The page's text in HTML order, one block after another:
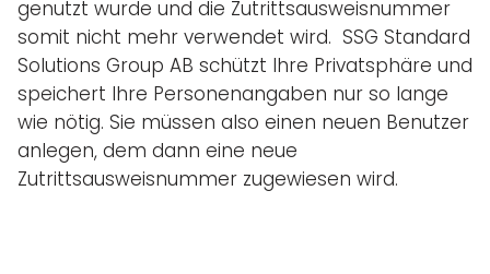
genutzt wurde und die Zutrittsausweisnummer
somit nicht mehr verwendet wird. SSG Standard
Solutions Group AB schützt Ihre Privatsphäre und
speichert Ihre Personenangaben nur so lange
wie nötig. Sie müssen also einen neuen Benutzer
anlegen, dem dann eine neue
Zutrittsausweisnummer zugewiesen wird.